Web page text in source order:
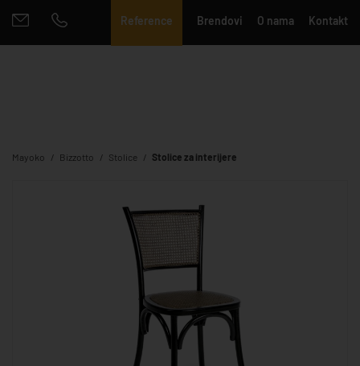
Reference Brendovi O nama Kontakt
Mayoko Bizzotto Stolice Stolice za interijere